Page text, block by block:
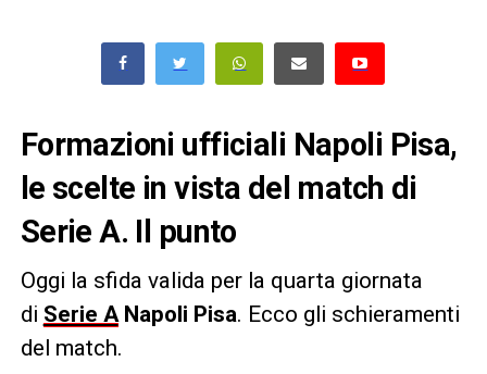
Formazioni ufficiali Napoli Pisa,
le scelte in vista del match di
Serie A. Il punto
Oggi la sfida valida per la quarta giornata
di Serie ANapoli Pisa. Ecco gli schieramenti
del match.